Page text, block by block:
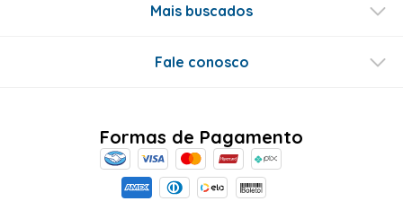
Mais buscados
Fale conosco
Formas de Pagamento